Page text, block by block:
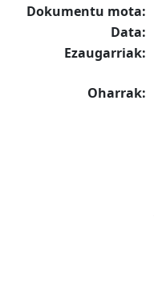
Dokumentu mota:
Data:
Ezaugarriak:
Oharrak: